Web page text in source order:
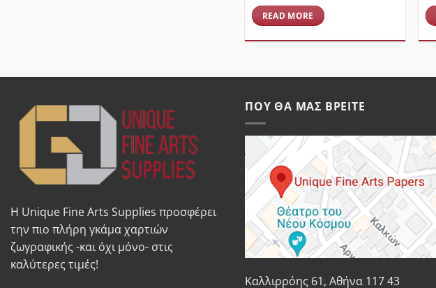
READ MORE
Η Unique Fine Arts Supplies προσφέρει
την πιο πλήρη γκάμα χαρτιών
ζωγραφικής -και όχι μόνο- στις
καλύτερες τιμές!
ΠΟΥ ΘΑ ΜΑΣ ΒΡΕΊΤΕ
Καλλιρρόης 61, Αθήνα 117 43